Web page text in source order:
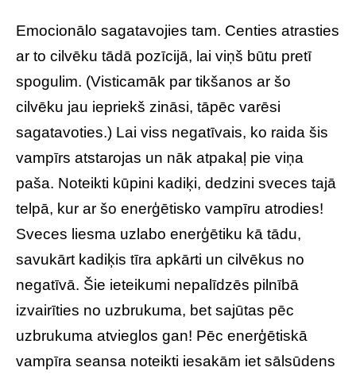
Emocionālo sagatavojies tam. Centies atrasties
ar to cilvēku tādā pozīcijā, lai viņš būtu pretī
spogulim. (Visticamāk par tikšanos ar šo
cilvēku jau iepriekš zināsi, tāpēc varēsi
sagatavoties.) Lai viss negatīvais, ko raida šis
vampīrs atstarojas un nāk atpakaļ pie viņa
paša. Noteikti kūpini kadiķi, dedzini sveces tajā
telpā, kur ar šo enerģētisko vampīru atrodies!
Sveces liesma uzlabo enerģētiku kā tādu,
savukārt kadiķis tīra apkārti un cilvēkus no
negatīvā. Šie ieteikumi nepalīdzēs pilnībā
izvairīties no uzbrukuma, bet sajūtas pēc
uzbrukuma atvieglos gan! Pēc enerģētiskā
vampīra seansa noteikti iesakām iet sālsūdens